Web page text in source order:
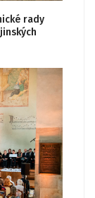
rady